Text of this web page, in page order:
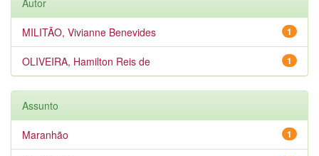
Autor
1
MILITÃO, Vivianne Benevides
1
OLIVEIRA, Hamilton Reis de
Assunto
1
Maranhão